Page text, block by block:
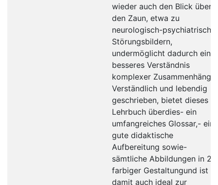
wieder auch den Blick über
den Zaun, etwa zu
neurologisch-
Störungsbildern,
undermöglicht dadurch ein
besseres Verständnis
komplexer Zusammenhänge.
Verständlich und lebendig
geschrieben, bietet dieses
Lehrbuch überdies- ein
umfangreiches Glossar,- eine
gute didaktische
Aufbereitung sowie-
sämtliche Abbildungen in 2-
farbiger Gestaltungund ist
damit auch ideal zur